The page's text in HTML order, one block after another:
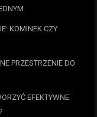
KOMINEK CZY
PRZESTRZENIE DO
EFEKTYWNE